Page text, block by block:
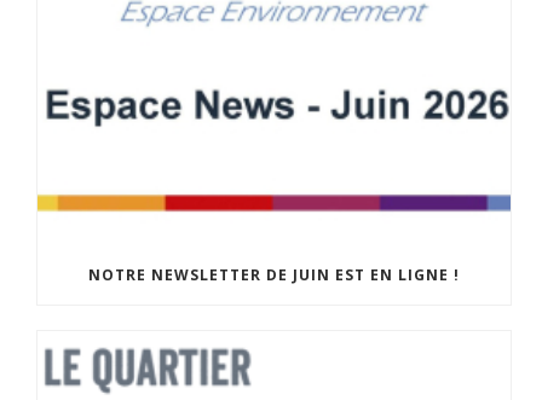
NOTRE NEWSLETTER DE JUIN EST EN LIGNE !